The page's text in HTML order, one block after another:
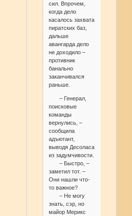
сил. Впрочем,
когда дело
касалось захвата
пиратских баз,
дальше
авангарда дело
не доходило –
противник
банально
заканчивался
раньше.
– Генерал,
поисковые
команды
вернулись, –
сообщила
адъютант,
выводя Десоласа
из задумчивости.
– Быстро, –
заметил тот. –
Они нашли что-
то важное?
– Не могу
знать, сэр, но
майор Мерикс